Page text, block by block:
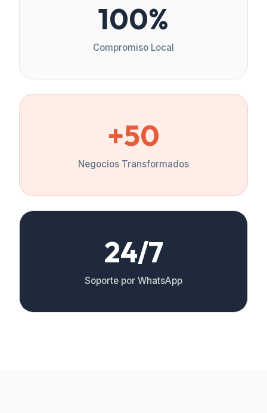
100%
Compromiso Local
+50
Negocios Transformados
24/7
Soporte por WhatsApp